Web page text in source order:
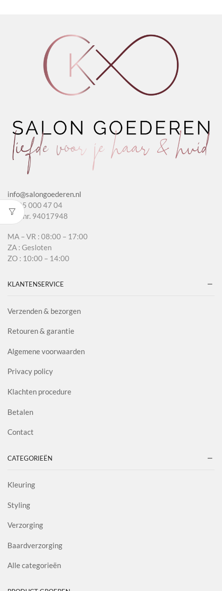
info@salongoederen.nl
T 085 000 47 04
KvK nr. 94017948
MA – VR : 08:00 – 17:00
ZA : Gesloten
ZO : 10:00 – 14:00
KLANTENSERVICE
Verzenden & bezorgen
Retouren & garantie
Algemene voorwaarden
Privacy policy
Klachten procedure
Betalen
Contact
CATEGORIEËN
Kleuring
Styling
Verzorging
Baardverzorging
Alle categorieën